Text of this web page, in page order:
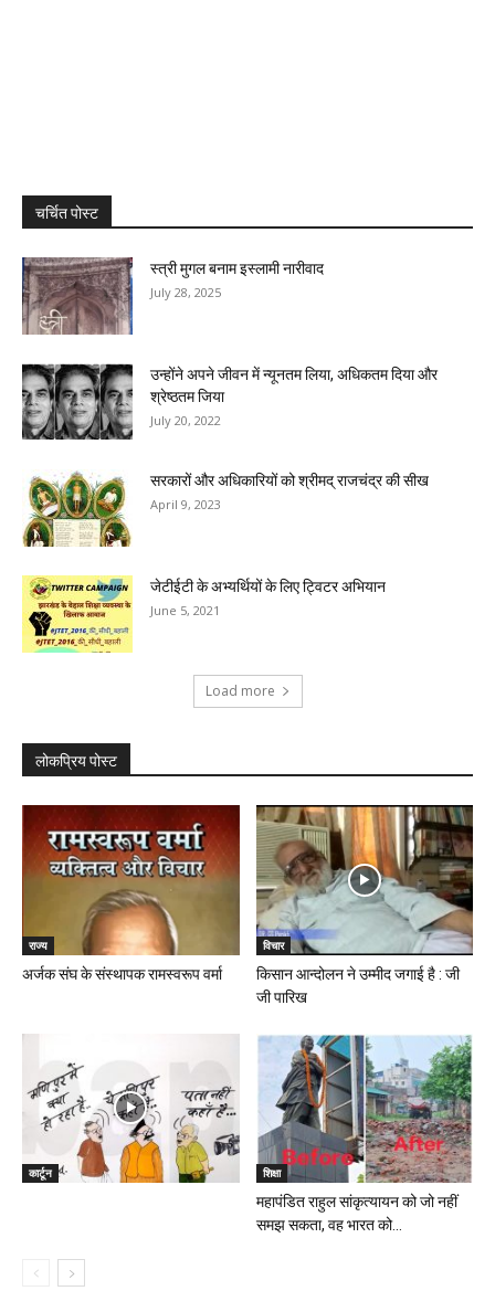
चर्चित पोस्ट
स्त्री मुगल बनाम इस्लामी नारीवाद
July 28, 2025
उन्होंने अपने जीवन में न्यूनतम लिया, अधिकतम दिया और
श्रेष्ठतम जिया
July 20, 2022
सरकारों और अधिकारियों को श्रीमद् राजचंद्र की सीख
April 9, 2023
जेटीईटी के अभ्यर्थियों के लिए ट्विटर अभियान
June 5, 2021
Load more
लोकप्रिय पोस्ट
राज्य
अर्जक संघ के संस्थापक रामस्वरूप वर्मा
विचार
किसान आन्दोलन ने उम्मीद जगाई है : जी
जी पारिख
कार्टून शिक्षा
महापंडित राहुल सांकृत्यायन को जो नहीं
समझ सकता, वह भारत को...